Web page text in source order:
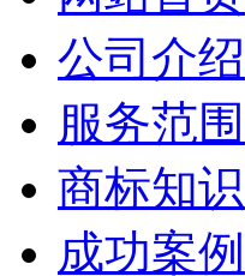
公司介绍
服务范围
商标知识
成功案例